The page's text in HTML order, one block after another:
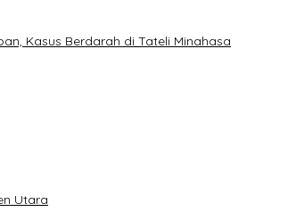
Kasus Berdarah di Tateli Minahasa
Utara